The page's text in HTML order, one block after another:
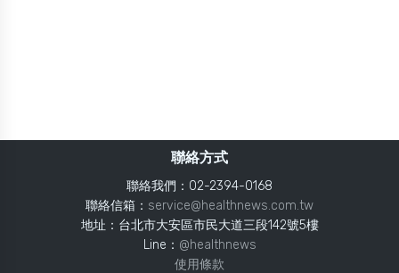
聯絡方式
聯絡我們：02-2394-0168
聯絡信箱： service@healthnews.com.tw
地址：台北市大安區市民大道三段142號5樓
Line： @healthnews
使用條款